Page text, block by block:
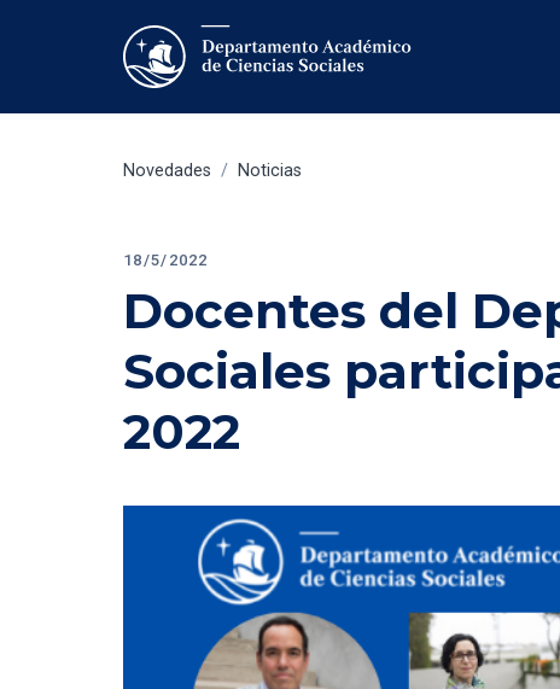
Novedades / Noticias
18/5/2022
Docentes del
Sociales
2022